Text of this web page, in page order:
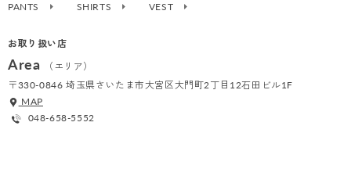
PANTS
SHIRTS VEST
お取り扱い店
Area
（エリア）
〒330-0846 埼玉県さいたま市大宮区大門町2丁目12石田ビル1F
MAP
048-658-5552